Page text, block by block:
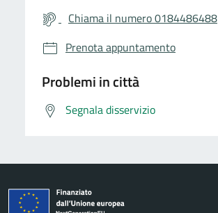
Chiama il numero 0184486488
Prenota appuntamento
Problemi in città
Segnala disservizio